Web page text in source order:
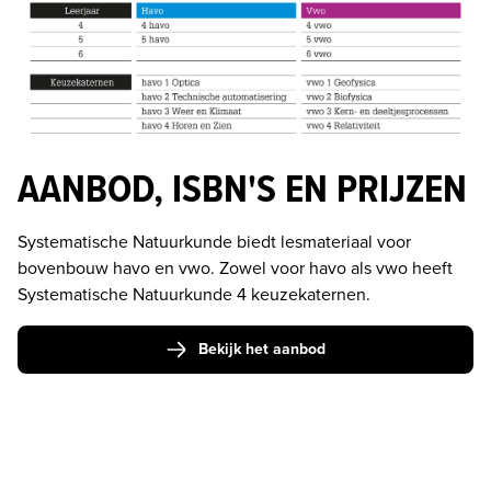
AANBOD, ISBN'S EN PRIJZEN
Systematische Natuurkunde biedt lesmateriaal voor
bovenbouw havo en vwo. Zowel voor havo als vwo heeft
Systematische Natuurkunde 4 keuzekaternen.
Bekijk het aanbod